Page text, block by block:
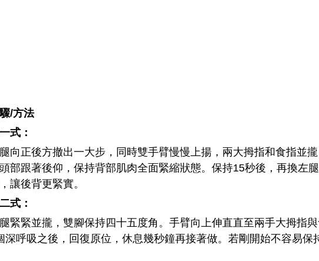
方法
：
正後方撤出一大步，同時雙手臂慢慢上揚，兩大拇指和食指並攏
部跟著後仰，保持背部肌肉全面緊縮狀態。保持15秒後，再換左
讓後背更緊實。
式：
緊並攏，雙腳保持四十五度角。手臂向上伸直直至兩手大拇指與
深呼吸之後，回復原位，休息幾秒鐘再接著做。若剛開始不容易保